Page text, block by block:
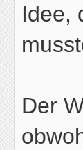
Idee,
Der